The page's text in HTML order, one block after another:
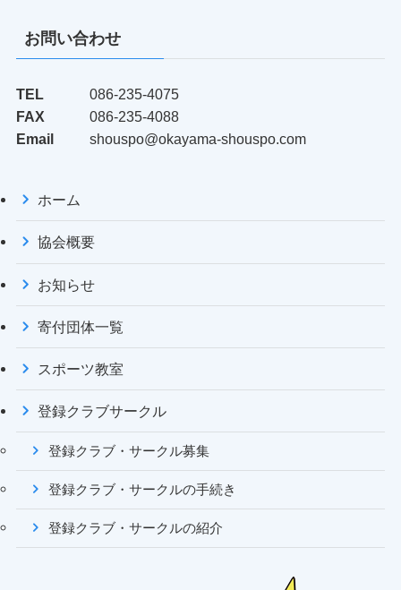
お問い合わせ
TEL
086-235-4075
FAX
086-235-4088
Email
shouspo@okayama-shouspo.com
ホーム
協会概要
お知らせ
寄付団体一覧
スポーツ教室
登録クラブサークル
登録クラブ・サークル募集
登録クラブ・サークルの手続き
登録クラブ・サークルの紹介